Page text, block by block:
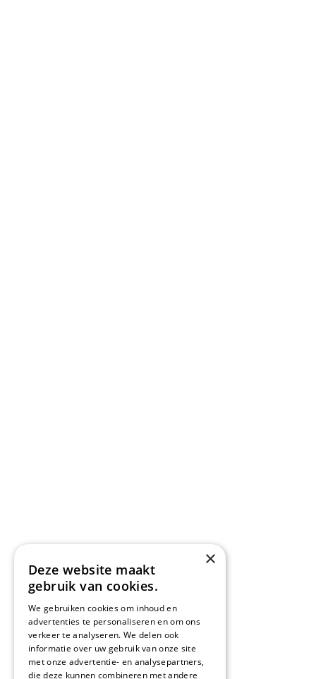
×
Deze website maakt
gebruik van cookies.
We gebruiken cookies om inhoud en
advertenties te personaliseren en om ons
verkeer te analyseren. We delen ook
informatie over uw gebruik van onze site
met onze advertentie- en analysepartners,
die deze kunnen combineren met andere